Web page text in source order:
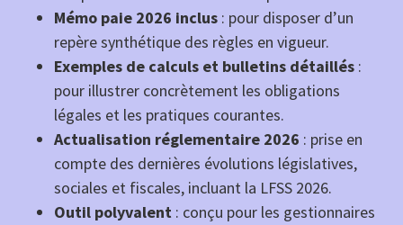
Mémo paie 2026 inclus : pour disposer d’un
repère synthétique des règles en vigueur.
Exemples de calculs et bulletins détaillés :
pour illustrer concrètement les obligations
légales et les pratiques courantes.
Actualisation réglementaire 2026 : prise en
compte des dernières évolutions législatives,
sociales et fiscales, incluant la LFSS 2026.
Outil polyvalent : conçu pour les gestionnaires